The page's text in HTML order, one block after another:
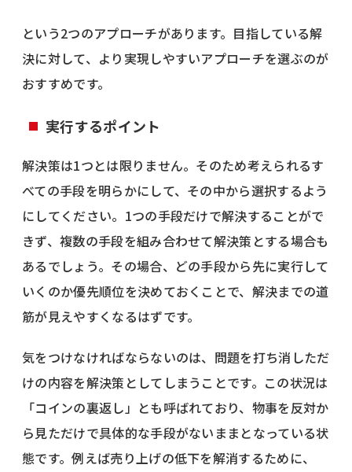
という2つのアプローチがあります。目指している解
決に対して、より実現しやすいアプローチを選ぶのが
おすすめです。
実行するポイント
解決策は1つとは限りません。そのため考えられるす
べての手段を明らかにして、その中から選択するよう
にしてください。1つの手段だけで解決することがで
きず、複数の手段を組み合わせて解決策とする場合も
あるでしょう。その場合、どの手段から先に実行して
いくのか優先順位を決めておくことで、解決までの道
筋が見えやすくなるはずです。
気をつけなければならないのは、問題を打ち消しただ
けの内容を解決策としてしまうことです。この状況は
「コインの裏返し」とも呼ばれており、物事を反対か
ら見ただけで具体的な手段がないままとなっている状
態です。例えば売り上げの低下を解消するために、